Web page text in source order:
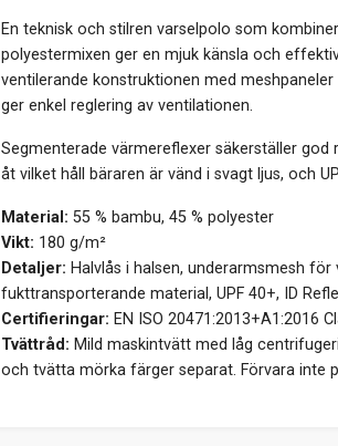
En teknisk och stilren varselpolo som
polyestermixen ger en mjuk känsla och
ventilerande konstruktionen med
ger enkel reglering av ventilationen.
Segmenterade värmereflexer säkerställer
åt vilket håll bäraren är vänd i svagt ljus, och
Material: 55 % bambu, 45 % polyester
Vikt: 180 g/m²
Detaljer: Halvlås i halsen, underarmsmesh
fukttransporterande material, UPF 40+, ID
Certifieringar: EN ISO 20471:2013+A1:2016
Tvättråd: Mild maskintvätt med låg
och tvätta mörka färger separat. Förvara inte